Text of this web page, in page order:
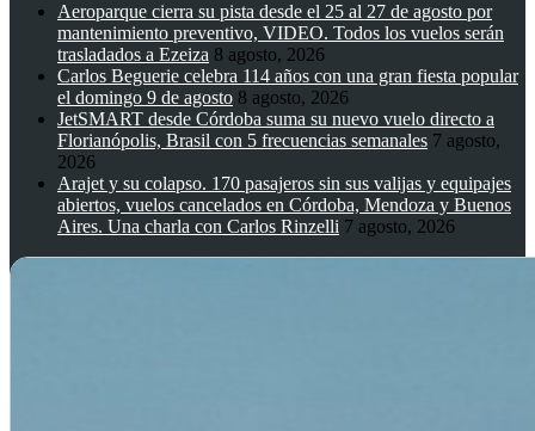
Aeroparque cierra su pista desde el 25 al 27 de agosto por
mantenimiento preventivo, VIDEO. Todos los vuelos serán
trasladados a Ezeiza 8 agosto, 2026
Carlos Beguerie celebra 114 años con una gran fiesta popular
el domingo 9 de agosto 8 agosto, 2026
JetSMART desde Córdoba suma su nuevo vuelo directo a
Florianópolis, Brasil con 5 frecuencias semanales 7 agosto,
2026
Arajet y su colapso. 170 pasajeros sin sus valijas y equipajes
abiertos, vuelos cancelados en Córdoba, Mendoza y Buenos
Aires. Una charla con Carlos Rinzelli 7 agosto, 2026